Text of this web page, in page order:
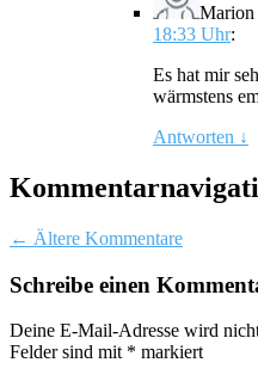
Marion
18:33 Uhr:
Es hat mir
wärmstens
Antworten ↓
← Ältere Kommentare
Schreibe einen
Deine E-Mail-Adresse wird
Felder sind mit * markiert